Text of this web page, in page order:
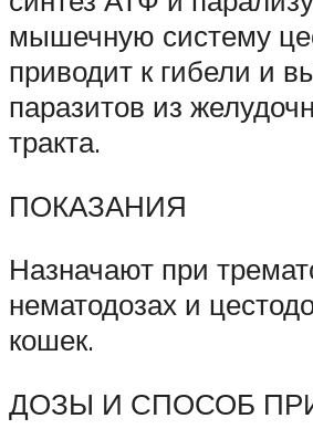
мышечную систему
приводит к гибели и
паразитов из
тракта.
ПОКАЗАНИЯ
Назначают при
нематодозах и
кошек.
ДОЗЫ И СПОСОБ